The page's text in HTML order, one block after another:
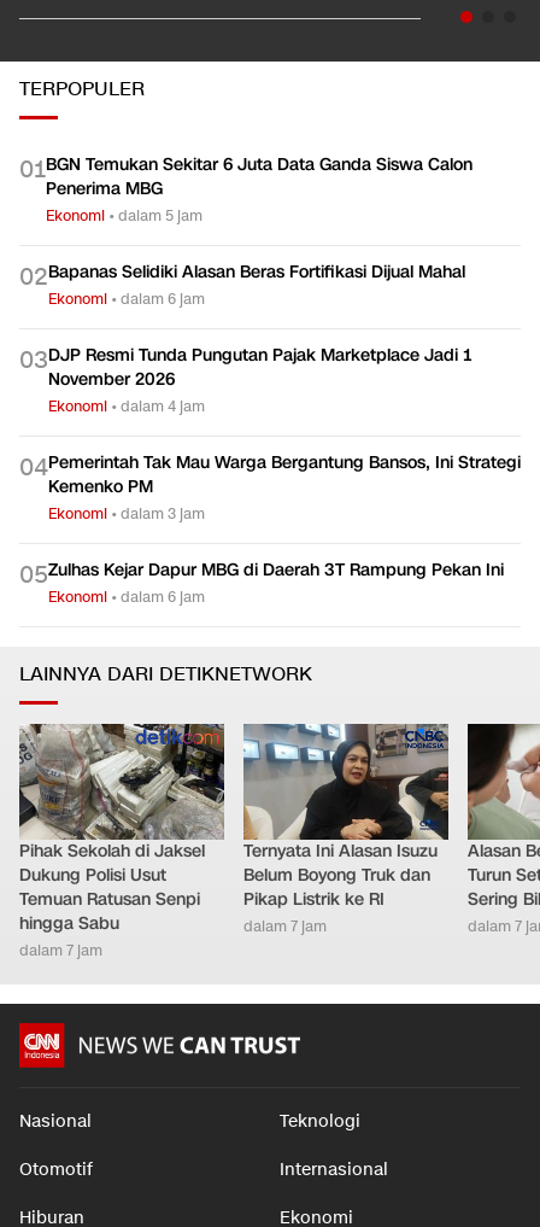
TERPOPULER
01BGN Temukan Sekitar 6 Juta Data Ganda Siswa Calon
Penerima MBG
Ekonomi •dalam 5 jam
02Bapanas Selidiki Alasan Beras Fortifikasi Dijual Mahal
Ekonomi •dalam 6 jam
03DJP Resmi Tunda Pungutan Pajak Marketplace Jadi 1
November 2026
Ekonomi •dalam 4 jam
04Pemerintah Tak Mau Warga Bergantung Bansos, Ini Strategi
Kemenko PM
Ekonomi •dalam 3 jam
05Zulhas Kejar Dapur MBG di Daerah 3T Rampung Pekan Ini
Ekonomi •dalam 6 jam
LAINNYA DARI DETIKNETWORK
Pihak Sekolah di Jaksel
Dukung Polisi Usut
Temuan Ratusan Senpi
hingga Sabu
dalam 7 jam
Ternyata Ini Alasan Isuzu
Belum Boyong Truk dan
Pikap Listrik ke RI
dalam 7 jam
Alasan
Turun
Sering
dalam 7
Nasional Teknologi
Otomotif Internasional
Hiburan Ekonomi